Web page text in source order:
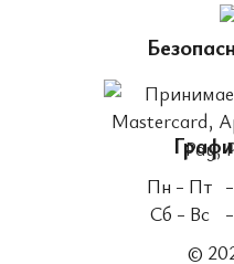
Пн - Пт
Сб - Вс
©